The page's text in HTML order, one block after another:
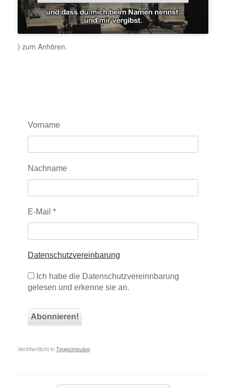
) zum Anhören.
Vorname
Nachname
E-Mail *
Datenschutzvereinbarung
Ich habe die Datenschutzvereinnbarung
gelesen und erkenne sie an.
Veröffentlicht inTagesimpulse